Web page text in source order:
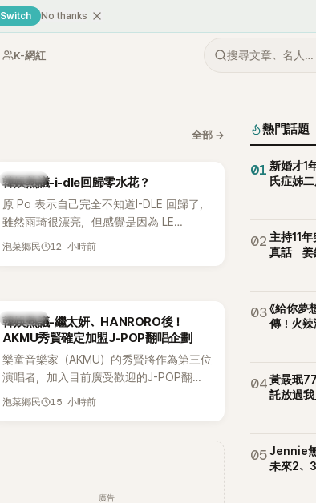
Switch No thanks
K-網紅 搜尋文章、名人…
全部 →
熱議討論
韓娛熱議-i-dle回歸零水花？
原 Po 表示自己完全不知道I-DLE 回歸了，
雖然雨琦很漂亮，但感覺是因為 LE
SSERAFIM 和 aespa 佔據了市場。
泡菜鄉民 12 小時前
熱議討論
韓娛熱議-繼太妍、HANRORO後！
AKMU秀賢確定加盟J-POP翻唱企劃
樂童音樂家（AKMU）的秀賢將作為第三位
演唱者，加入目前廣受歡迎的J-POP翻唱
企劃。繼太妍和Hanroro之後，秀賢已獲
泡菜鄉民 15 小時前
廣告
熱門話題
01 新婚才1
氏症姊
02 主持11年
真話 姜
03《給你夢
傳！火
04黃晸珉
託放過我
05Jennie無
未來2、